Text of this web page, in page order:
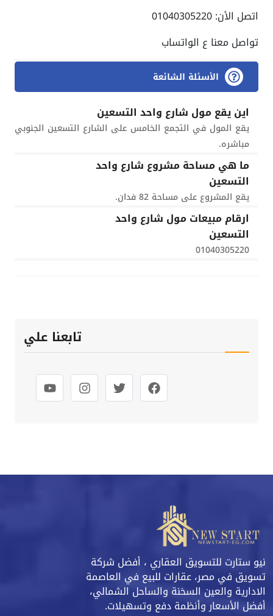
اتصل الأن: 01040305220
تواصل معنا ع الواتساب
الأسئلة الشائعة
اين يقع مول شارع واحد التسعين
يقع المول في التجمع الخامس على الشارع التسعين الجنوبي
مباشره.
ما هي مساحة مشروع شارع واحد
التسعين
يقع المشروع على مساحة 82 فدان.
ارقام مبيعات مول شارع واحد
التسعين
01040305220
تابعنا علي
نيو ستارت للتسويق العقاري ، أفضل شركة
تسويق في مصر، عقارات للبيع في العاصمة
الادارية والعين السخنة والساحل الشمالي،
أفضل الأسعار وأنظمة دفع وتسهيلات.